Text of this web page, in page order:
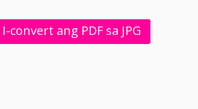
I-convert ang PDF sa JPG